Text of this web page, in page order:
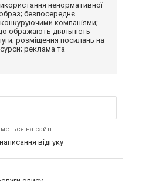
ненормативної
безпосереднє
компаніями;
ображають діяльність
розміщення посилань на
реклама та
на сайті
відгуку